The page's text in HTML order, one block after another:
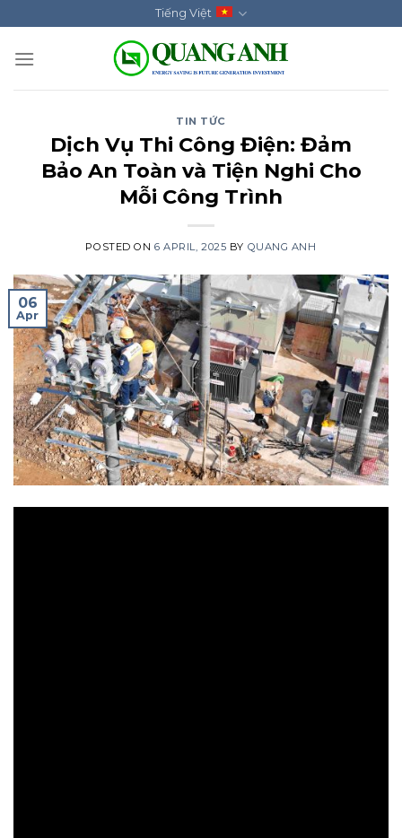
to
content
Tiếng Việt
TIN TỨC
Dịch Vụ Thi Công Điện: Đảm
Bảo An Toàn và Tiện Nghi Cho
Mỗi Công Trình
POSTED ON6 APRIL, 2025 BY QUANG ANH
06
Apr